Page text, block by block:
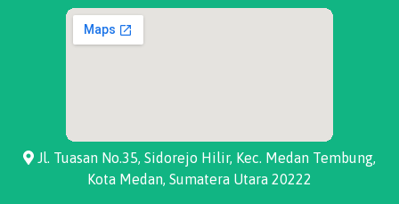
Jl. Tuasan No.35, Sidorejo Hilir, Kec. Medan Tembung,
Kota Medan, Sumatera Utara 20222